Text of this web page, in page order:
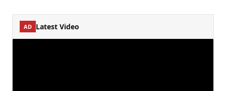
AD Latest Video